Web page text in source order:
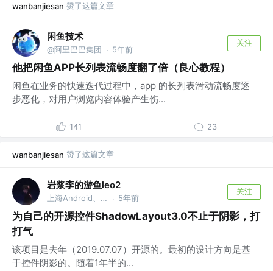
wanbanjiesan 赞了这篇文章
闲鱼技术
@阿里巴巴集团 · 5年前
关注
他把闲鱼APP长列表流畅度翻了倍（良心教程）
闲鱼在业务的快速迭代过程中，app 的长列表滑动流畅度逐
步恶化，对用户浏览内容体验产生伤...
141 23
wanbanjiesan 赞了这篇文章
岩浆李的游鱼leo2
上海Android、前端开发 @正在上市中... · 5年前
关注
为自己的开源控件ShadowLayout3.0不止于阴影，打
打气
该项目是去年（2019.07.07）开源的。最初的设计方向是基
于控件阴影的。随着1年半的...